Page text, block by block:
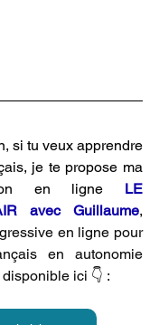
si tu veux apprendre
je te propose ma
en ligne LE
avec Guillaume,
en ligne pour
en autonomie
ici 👇 :